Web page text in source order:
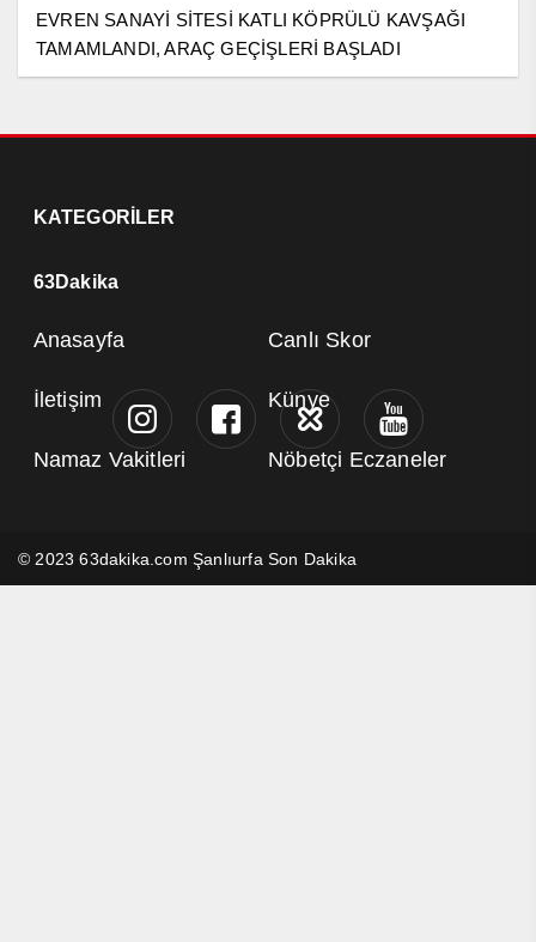
EVREN SANAYİ SİTESİ KATLI KÖPRÜLÜ KAVŞAĞI
TAMAMLANDI, ARAÇ GEÇİŞLERİ BAŞLADI
KATEGORİLER
63Dakika
Anasayfa Canlı Skor
İletişim Künye
Namaz Vakitleri Nöbetçi Eczaneler
© 2023 63dakika.com Şanlıurfa Son Dakika